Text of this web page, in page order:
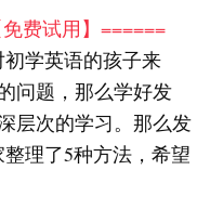
费试用】======
学英语的孩子来
问题，那么学好发
层次的学习。那么发
理了5种方法，希望